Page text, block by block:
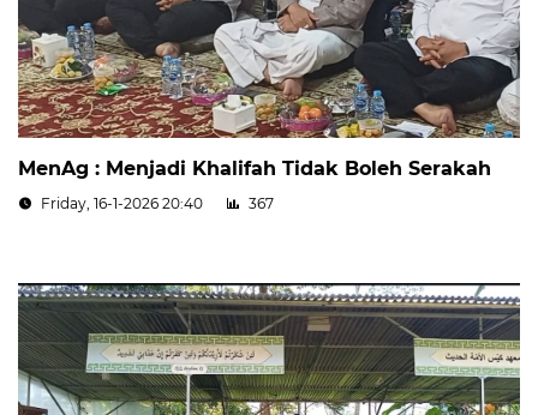
MenAg : Menjadi Khalifah Tidak Boleh Serakah
Friday, 16-1-2026 20:40 367